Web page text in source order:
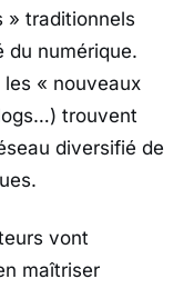
» traditionnels
du numérique.
« nouveaux
trouvent
diversifié de
vont
maîtriser